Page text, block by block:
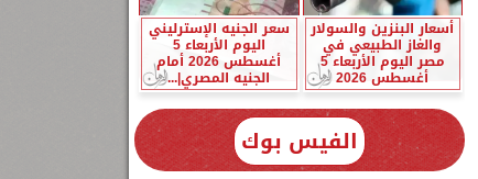
أسعار البنزين والسولار
والغاز الطبيعي في
مصر اليوم الأربعاء 5
أغسطس 2026
سعر الجنيه الإسترليني
اليوم الأربعاء 5
أغسطس 2026 أمام
الجنيه المصري|...
الفيس بوك